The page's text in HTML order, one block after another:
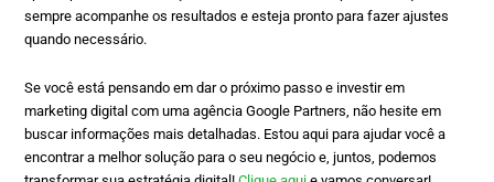
sempre acompanhe os resultados e esteja pronto para fazer ajustes
quando necessário.
Se você está pensando em dar o próximo passo e investir em
marketing digital com uma agência Google Partners, não hesite em
buscar informações mais detalhadas. Estou aqui para ajudar você a
encontrar a melhor solução para o seu negócio e, juntos, podemos